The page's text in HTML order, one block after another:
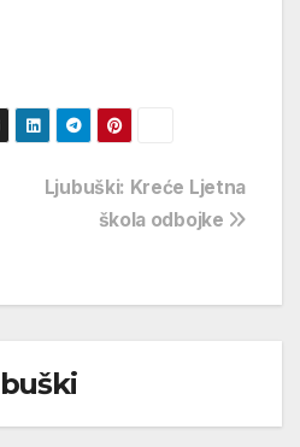
Ljubuški: Kreće Ljetna
škola odbojke